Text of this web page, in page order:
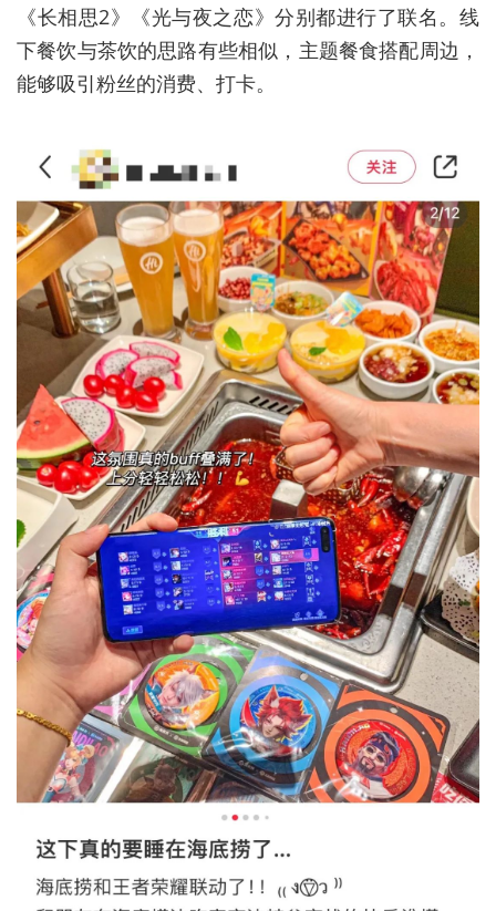
《长相思2》《光与夜之恋》分别都进行了联名。线
下餐饮与茶饮的思路有些相似，主题餐食搭配周边，
能够吸引粉丝的消费、打卡。